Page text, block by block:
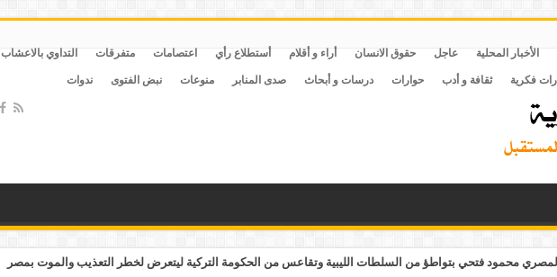
الأخبار المحلية عاجل حقوق الانسان أراء و أقلام أستطلاع رأي اعتصامات متفرقات التداوي بالاعشاب
فكرية ثقافة و أدب حوارات درسات و أبحاث صدى المنابر منوعات نبض الفتوى ندوات
محمود فتحي بتواطؤ من السلطات الليبية وتقاعس من الحكومة التركية ليتعرض لخطر التعذيب والموت بمصر